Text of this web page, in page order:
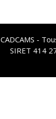
CADCAMS -
SIRET 414